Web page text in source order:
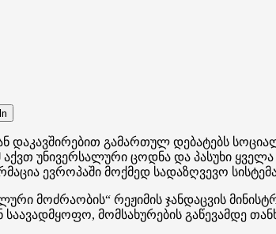
გამართულ დებატებს
უნივერსალური ცოდნა და პასუხი
ევროპაში მოქმედ სადაზღვევო
მოძრაობის“ რეჟიმის ჯანდაცვის
მომსახურების გაწევამდე